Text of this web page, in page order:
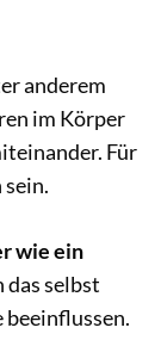
anderem
im Körper
Für
sein.
wie ein
das selbst